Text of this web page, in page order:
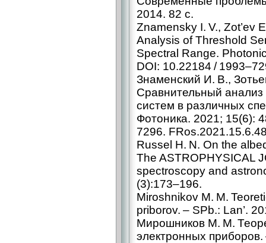
2014. 82 с.
Znamensky I. V., Zot’ev
Analysis of Threshold
Spectral Range.
DOI: 10.22184 /
Знаменский И. В.,
Сравнительный анализ
систем в различных
Фотоника. 2021; 15(6):
7296.
Russel H. N. On the
The ASTROPHYSICAL
spectroscopy and
(3):173–196.
Miroshnikov M. M.
priborov. – ​SPb.: Lan’.
Мирошников М. М.
электронных